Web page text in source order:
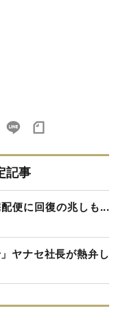
記事
便に回復の兆しも...
ヤナセ社長が熱弁し